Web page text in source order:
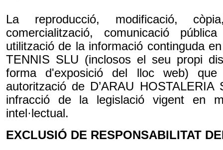
La reproducció, modificació,
comercialització, comunicació
utilització de la informació continguda
TENNIS SLU (inclosos el seu propi
forma d'exposició del lloc web)
autorització de D’ARAU HOSTALERIA
infracció de la legislació vigent en
intel·lectual.
EXCLUSIÓ DE RESPONSABILITAT